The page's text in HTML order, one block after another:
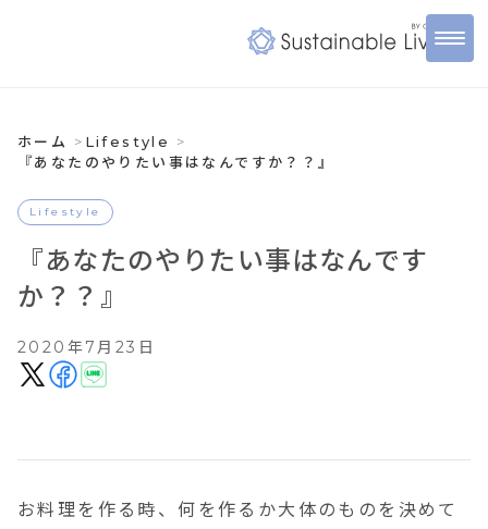
ホーム
Lifestyle
『あなたのやりたい事はなんですか？？』
Lifestyle
『あなたのやりたい事はなんです
か？？』
2020年7月23日
お料理を作る時、何を作るか大体のものを決めて